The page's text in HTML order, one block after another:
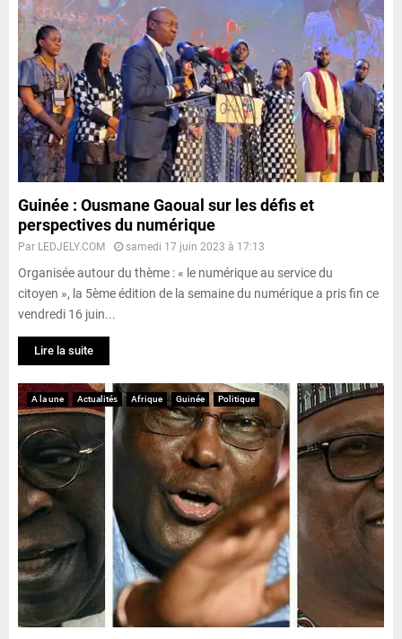
Guinée : Ousmane Gaoual sur les défis et
perspectives du numérique
Par LEDJELY.COM samedi 17 juin 2023 à 17:13
Organisée autour du thème : « le numérique au service du
citoyen », la 5ème édition de la semaine du numérique a pris fin ce
vendredi 16 juin...
Lire la suite
A la une Actualités Afrique Guinée Politique